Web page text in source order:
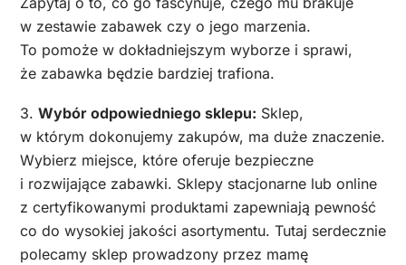
w zestawie zabawek czy o jego marzenia.
To pomoże w dokładniejszym wyborze i sprawi,
że zabawka będzie bardziej trafiona.
3. Wybór odpowiedniego sklepu: Sklep,
w którym dokonujemy zakupów, ma duże znaczenie.
Wybierz miejsce, które oferuje bezpieczne
i rozwijające zabawki. Sklepy stacjonarne lub online
z certyfikowanymi produktami zapewniają pewność
co do wysokiej jakości asortymentu. Tutaj serdecznie
polecamy sklep prowadzony przez mamę